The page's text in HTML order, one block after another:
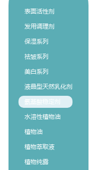
表面活性剂
发用调理剂
保湿系列
祛皱系列
美白系列
液晶型天然乳化剂
氨基酸稳定剂
水溶性植物油
植物油
植物萃取液
植物纯露